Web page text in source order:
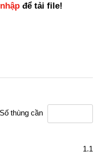
để tải file!
Số thùng cần
1.1